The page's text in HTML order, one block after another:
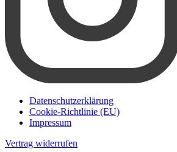
Datenschutzerklärung
Cookie-Richtlinie (EU)
Impressum
Vertrag widerrufen